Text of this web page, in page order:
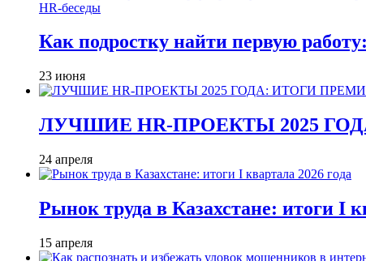
HR-беседы
Как подростку найти первую
23 июня
ЛУЧШИЕ HR-ПРОЕКТЫ 2025
24 апреля
Рынок труда в Казахстане: итоги I
15 апреля